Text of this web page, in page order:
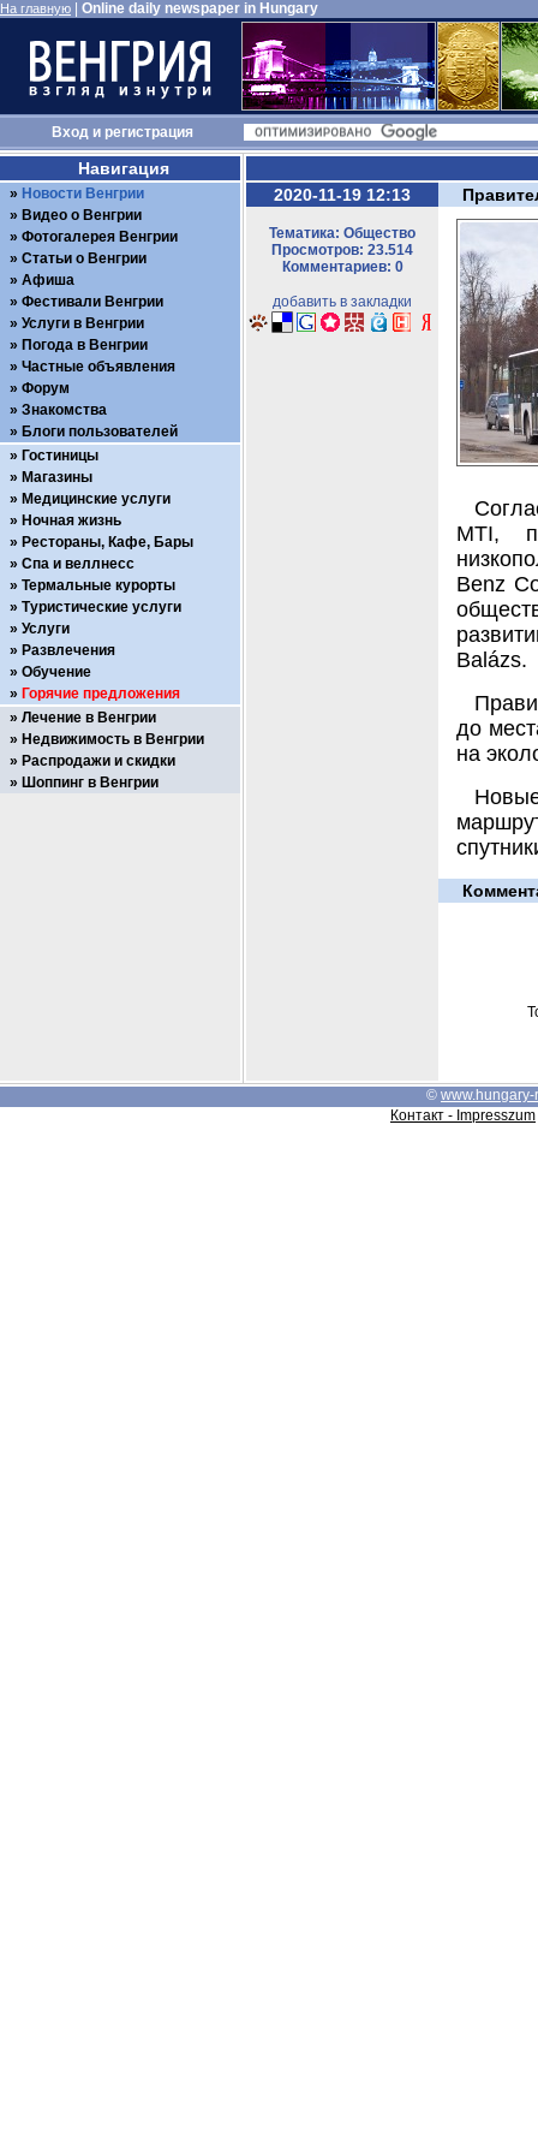
На главную Online daily newspaper in Hungary
Входи регистрация
2020-11-19 12:13
Тематика: Общество
Просмотров: 23.514
Комментариев: 0
добавить в закладки
MTI,
Benz
Balázs.
до
на
Навигация
Новости Венгрии
Видео о Венгрии
Фотогалерея Венгрии
Статьи о Венгрии
Афиша
Фестивали Венгрии
Услуги в Венгрии
Погода в Венгрии
Частные объявления
Форум
Знакомства
Блоги пользователей
Гостиницы
Магазины
Медицинские услуги
Ночная жизнь
Рестораны, Кафе, Бары
Спа и веллнесс
Термальные курорты
Туристические услуги
Услуги
Развлечения
Обучение
Горячие предложения
Лечение в Венгрии
Недвижимость в Венгрии
Распродажи и скидки
Шоппинг в Венгрии
© www.hungary-
Контакт - Impresszum